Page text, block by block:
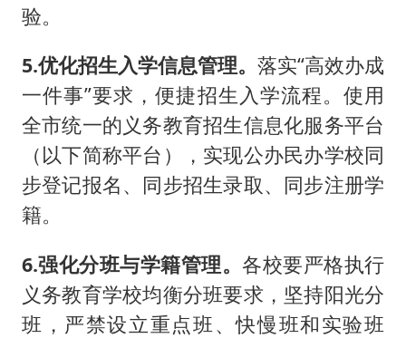
验。
5.优化招生入学信息管理。落实“高效办成
一件事”要求，便捷招生入学流程。使用
全市统一的义务教育招生信息化服务平台
（以下简称平台），实现公办民办学校同
步登记报名、同步招生录取、同步注册学
籍。
6.强化分班与学籍管理。各校要严格执行
义务教育学校均衡分班要求，坚持阳光分
班，严禁设立重点班、快慢班和实验班